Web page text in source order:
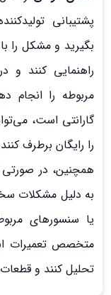
پشتیبانی
بگیرید و مشکل را
راهنمایی کنند و
مربوطه را
گارانتی است،
را رایگان برطرف
همچنین، در
به دلیل مشکلات
یا سنسورهای
متخصص تعمیرات
تحلیل کنند و